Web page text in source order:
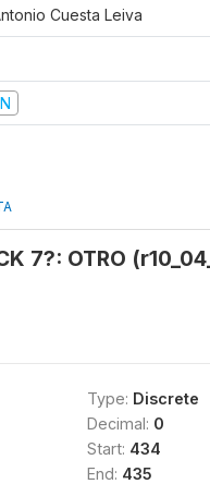
Cuesta Leiva
7?: OTRO
Type: Discrete
Decimal: 0
Start: 434
End: 435